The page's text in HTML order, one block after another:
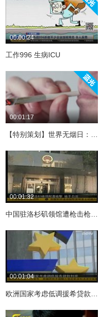
00:00:24
工作996 生病ICU
00:01:17
00:01:32
00:01:04